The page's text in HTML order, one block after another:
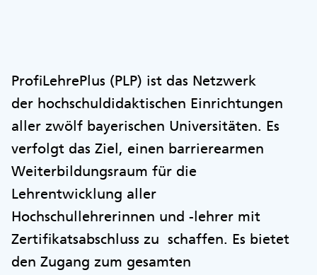
ProfiLehrePlus (PLP) ist das Netzwerk
der hochschuldidaktischen Einrichtungen
aller zwölf bayerischen Universitäten. Es
verfolgt das Ziel, einen barrierearmen
Weiterbildungsraum für die
Lehrentwicklung aller
Hochschullehrerinnen und -lehrer mit
Zertifikatsabschluss zu schaffen. Es bietet
den Zugang zum gesamten